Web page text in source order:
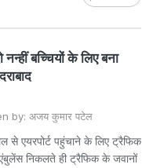
बच्चियों के लिए बना
by: अजय कुमार पटेल
से एयरपोर्ट पहुंचाने के लिए ट्रैफिक
एंबुलेंस निकलते ही ट्रैफिक के जवानों